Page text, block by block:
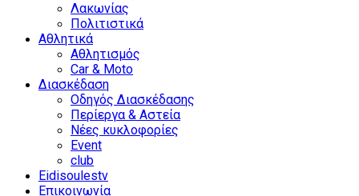
Λακωνίας
Πολιτιστικά
Αθλητικά
Αθλητισμός
Car & Moto
Διασκέδαση
Οδηγός Διασκέδασης
Περίεργα & Αστεία
Νέες κυκλοφορίες
Event
club
Eidisoulestv
Επικοινωνία